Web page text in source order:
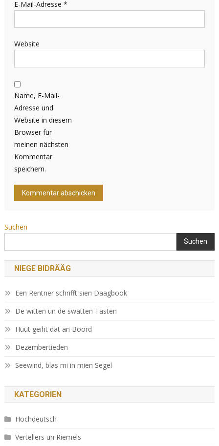
E-Mail-Adresse *
Website
Name, E-Mail-
Adresse und
Website in diesem
Browser für
meinen nächsten
Kommentar
speichern.
Suchen
Suchen
NIEGE BIDRÄÄG
Een Rentner schrifft sien Daagbook
De witten un de swatten Tasten
Hüüt geiht dat an Boord
Dezembertieden
Seewind, blas mi in mien Segel
KATEGORIEN
Hochdeutsch
Vertellers un Riemels